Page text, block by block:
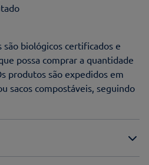
são biológicos certificados e
possa comprar a quantidade
produtos são expedidos em
sacos compostáveis, seguindo